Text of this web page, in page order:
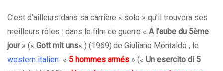
C’est d’ailleurs dans sa carrière « solo » qu’il trouvera ses
meilleurs rôles : dans le film de guerre « A l’aube du 5ème
jour» (« Gott mit uns« ) (1969) de Giuliano Montaldo , le
western italien « 5 hommes armés » (« Un esercito di 5